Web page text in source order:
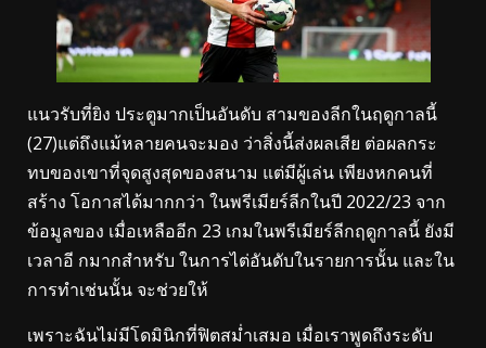
แนวรับที่ยิง ประตูมากเป็นอันดับ สามของลีกในฤดูกาลนี้
(27)แต่ถึงแม้หลายคนจะมอง ว่าสิ่งนี้ส่งผลเสีย ต่อผลกระ
ทบของเขาที่จุดสูงสุดของสนาม แต่มีผู้เล่น เพียงหกคนที่
สร้าง โอกาสได้มากกว่า ในพรีเมียร์ลีกในปี 2022/23 จาก
ข้อมูลของ เมื่อเหลืออีก 23 เกมในพรีเมียร์ลีกฤดูกาลนี้ ยังมี
เวลาอี กมากสำหรับ ในการไต่อันดับในรายการนั้น และใน
การทำเช่นนั้น จะช่วยให้
เพราะฉันไม่มีโดมินิกที่ฟิตสม่ำเสมอ เมื่อเราพูดถึงระดับ